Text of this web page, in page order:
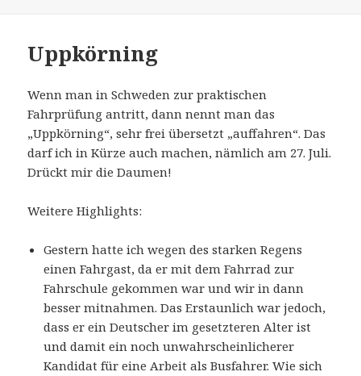
Uppkörning
Wenn man in Schweden zur praktischen
Fahrprüfung antritt, dann nennt man das
„Uppkörning“, sehr frei übersetzt „auffahren“. Das
darf ich in Kürze auch machen, nämlich am 27. Juli.
Drückt mir die Daumen!
Weitere Highlights:
Gestern hatte ich wegen des starken Regens
einen Fahrgast, da er mit dem Fahrrad zur
Fahrschule gekommen war und wir in dann
besser mitnahmen. Das Erstaunlich war jedoch,
dass er ein Deutscher im gesetzteren Alter ist
und damit ein noch unwahrscheinlicherer
Kandidat für eine Arbeit als Busfahrer. Wie sich